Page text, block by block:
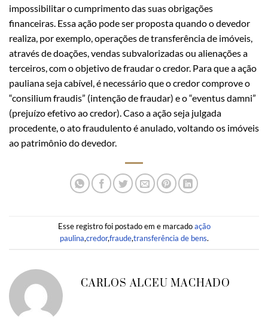
impossibilitar o cumprimento das suas obrigações
financeiras. Essa ação pode ser proposta quando o devedor
realiza, por exemplo, operações de transferência de imóveis,
através de doações, vendas subvalorizadas ou alienações a
terceiros, com o objetivo de fraudar o credor. Para que a ação
pauliana seja cabível, é necessário que o credor comprove o
“consilium fraudis” (intenção de fraudar) e o “eventus damni”
(prejuízo efetivo ao credor). Caso a ação seja julgada
procedente, o ato fraudulento é anulado, voltando os imóveis
ao patrimônio do devedor.
Esse registro foi postado em e marcadoação
paulina,credor,fraude,transferência de bens.
CARLOS ALCEU MACHADO